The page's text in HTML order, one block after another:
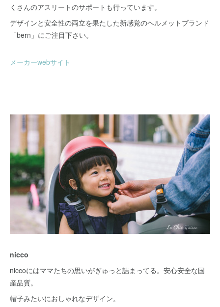
くさんのアスリートのサポートも行っています。
デザインと安全性の両立を果たした新感覚のヘルメットブランド
「bern」にご注目下さい。
メーカーwebサイト
nicco
niccoにはママたちの思いがぎゅっと詰まってる。安心安全な国
産品質。
帽子みたいにおしゃれなデザイン。